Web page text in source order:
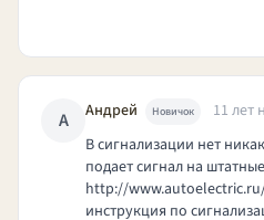
А Андрей Новичок
11 лет
В сигнализации нет
подает сигнал на
http://
инструкция по